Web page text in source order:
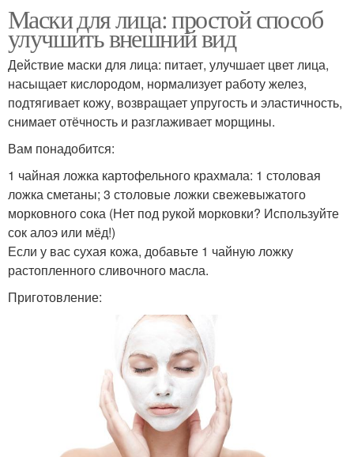
Маски для лица: простой способ
улучшить внешний вид
Действие маски для лица: питает, улучшает цвет лица,
насыщает кислородом, нормализует работу желез,
подтягивает кожу, возвращает упругость и эластичность,
снимает отёчность и разглаживает морщины.
Вам понадобится:
1 чайная ложка картофельного крахмала: 1 столовая
ложка сметаны; 3 столовые ложки свежевыжатого
морковного сока (Нет под рукой морковки? Используйте
сок алоэ или мёд!)
Если у вас сухая кожа, добавьте 1 чайную ложку
растопленного сливочного масла.
Приготовление: